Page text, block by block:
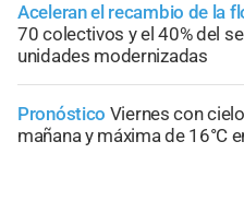
Aceleran el recambio de la
70 colectivos y el 40% del
unidades modernizadas
Pronóstico Viernes con
mañana y máxima de 16°C